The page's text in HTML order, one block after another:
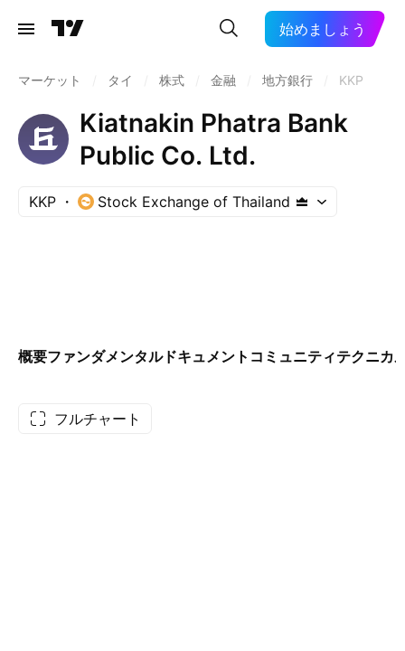
始めましょう
マーケット タイ 株式 金融 地方銀行 KKP
Kiatnakin Phatra Bank
Public Co. Ltd.
KKP Stock Exchange of Thailand
概要ファンダメンタルドキュメント コミュニティテクニカ
フルチャート